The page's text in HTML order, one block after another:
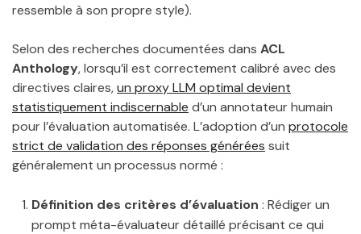
ressemble à son propre style).
Selon des recherches documentées dans ACL
Anthology, lorsqu’il est correctement calibré avec des
directives claires,un proxy LLM optimal devient
statistiquement indiscernable d’un annotateur humain
pour l’évaluation automatisée. L’adoption d’un protocole
strict de validation des réponses générées suit
généralement un processus normé :
Définition des critères d’évaluation : Rédiger un
prompt méta-évaluateur détaillé précisant ce qui